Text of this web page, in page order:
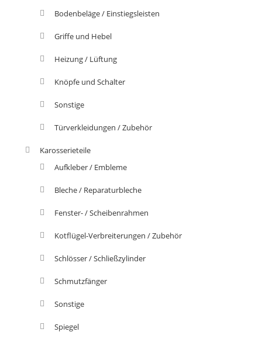
Bodenbeläge / Einstiegsleisten
Griffe und Hebel
Heizung / Lüftung
Knöpfe und Schalter
Sonstige
Türverkleidungen / Zubehör
Karosserieteile
Aufkleber / Embleme
Bleche / Reparaturbleche
Fenster- / Scheibenrahmen
Kotflügel-Verbreiterungen / Zubehör
Schlösser / Schließzylinder
Schmutzfänger
Sonstige
Spiegel